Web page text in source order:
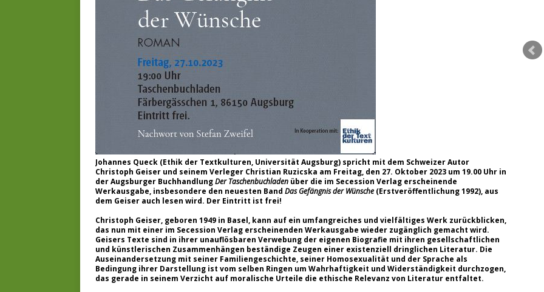
Johannes Queck (Ethik der Textkulturen, Universität Augsburg) spricht mit dem Schweizer Autor
Christoph Geiser und seinem Verleger Christian Ruzicska am Freitag, den 27. Oktober 2023 um 19.00 Uhr in
der Augsburger BuchhandlungDer Taschenbuchladen über die im Secession Verlag erscheinende
Werkausgabe, insbesondere den neuesten Band Das Gefängnis der Wünsche (Erstveröffentlichung 1992), aus
dem Geiser auch lesen wird. Der Eintritt ist frei!
Christoph Geiser, geboren 1949 in Basel, kann auf ein umfangreiches und vielfältiges Werk zurückblicken,
das nun mit einer im Secession Verlag erscheinenden Werkausgabe wieder zugänglich gemacht wird.
Geisers Texte sind in ihrer unauflösbaren Verwebung der eigenen Biografie mit ihren gesellschaftlichen
und künstlerischen Zusammenhängen beständige Zeugen einer existenziell dringlichen Literatur. Die
Auseinandersetzung mit seiner Familiengeschichte, seiner Homosexualität und der Sprache als
Bedingung ihrer Darstellung ist vom selben Ringen um Wahrhaftigkeit und Widerständigkeit durchzogen,
das gerade in seinem Verzicht auf moralische Urteile die ethische Relevanz von Literatur entfaltet.